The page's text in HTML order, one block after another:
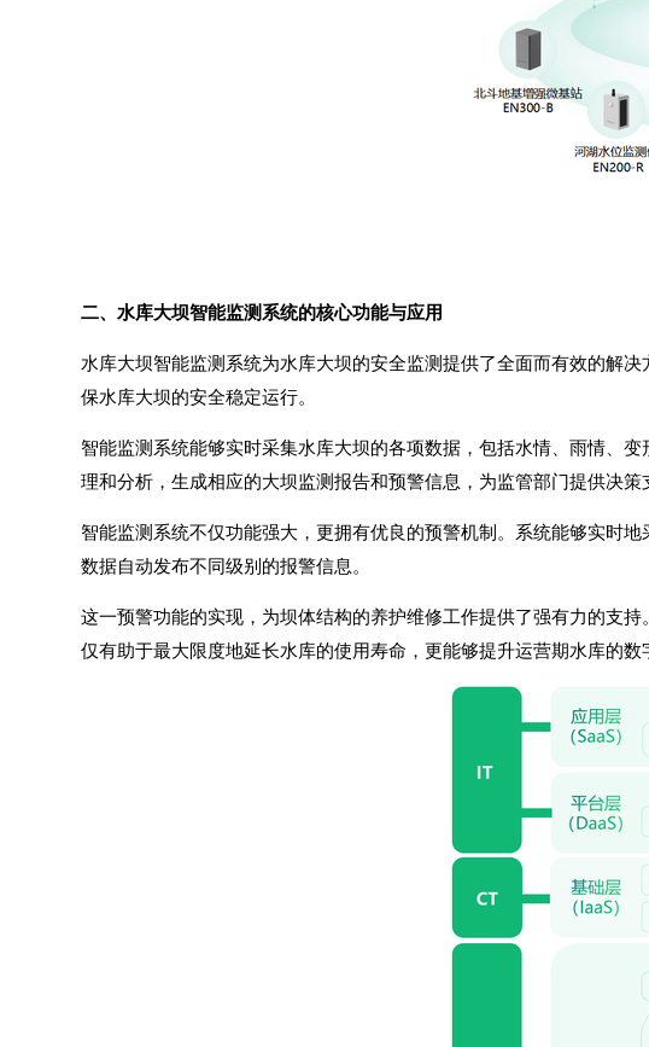
二、水库大坝智能监测系统的核心功能与应用
水库大坝智能监测系统为水库大坝的安全监测提供了全面而有效的解
保水库大坝的安全稳定运行。
智能监测系统能够实时采集水库大坝的各项数据，包括水情、雨情、
理和分析，生成相应的大坝监测报告和预警信息，为监管部门提供决策
智能监测系统不仅功能强大，更拥有优良的预警机制。系统能够实时
数据自动发布不同级别的报警信息。
这一预警功能的实现，为坝体结构的养护维修工作提供了强有力的支
仅有助于最大限度地延长水库的使用寿命，更能够提升运营期水库的